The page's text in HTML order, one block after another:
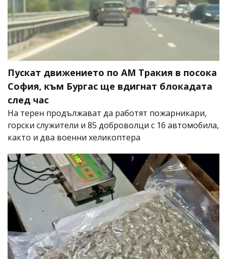
Пускат движението по АМ Тракия в посока
София, към Бургас ще вдигнат блокадата
след час
На терен продължават да работят пожарникари,
горски служители и 85 доброволци с 16 автомобила,
както и два военни хеликоптера